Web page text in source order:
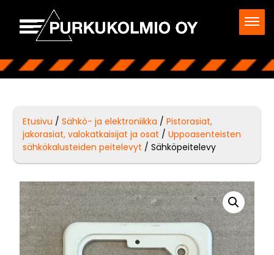
Etusivu /Sähkö- ja elektroniikka /Pistorasiat,
jakorasiat, valokatkaisijat ja osat /Uppoasenteisten
sähkökalusteiden peitelevyt / Sähköpeitelevy